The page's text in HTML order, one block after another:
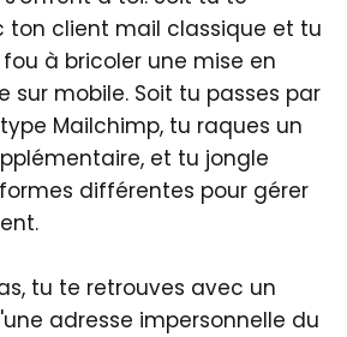
ton client mail classique et tu
à bricoler une mise en
sur mobile. Soit tu passes par
Mailchimp, tu raques un
et tu jongle
différentes pour gérer
tu te retrouves avec un
adresse impersonnelle du